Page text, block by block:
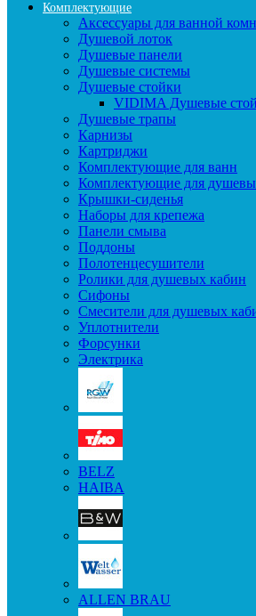
Комплектующие
Аксессуары для ванной
Душевой лоток
Душевые панели
Душевые системы
Душевые стойки
VIDIMA Душевые
Душевые трапы
Карнизы
Картриджи
Комплектующие для ванн
Комплектующие для
Крышки-сиденья
Наборы для крепежа
Панели смыва
Поддоны
Полотенцесушители
Ролики для душевых кабин
Сифоны
Смесители для душевых
Уплотнители
Форсунки
Электрика
BELZ
HAIBA
ALLEN BRAU